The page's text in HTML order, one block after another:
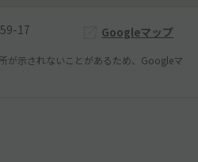
17 Googleマップ
が示されないことがあるため、Googleマ